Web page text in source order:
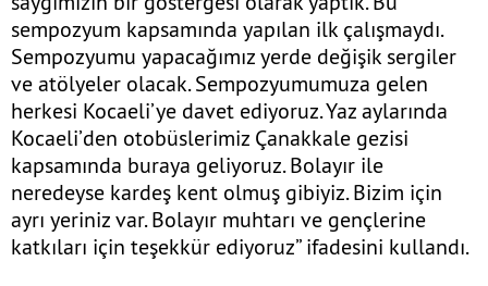
sempozyum kapsamında yapılan ilk çalışmaydı.
Sempozyumu yapacağımız yerde değişik sergiler
ve atölyeler olacak. Sempozyumumuza gelen
herkesi Kocaeli’ye davet ediyoruz. Yaz aylarında
Kocaeli’den otobüslerimiz Çanakkale gezisi
kapsamında buraya geliyoruz. Bolayır ile
neredeyse kardeş kent olmuş gibiyiz. Bizim için
ayrı yeriniz var. Bolayır muhtarı ve gençlerine
katkıları için teşekkür ediyoruz” ifadesini kullandı.